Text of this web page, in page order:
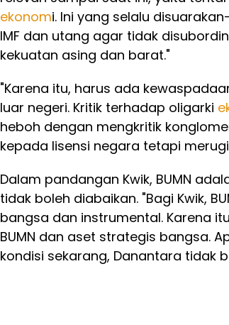
ekonomi. Ini yang selalu
IMF dan utang agar tidak
kekuatan asing dan barat."
"Karena itu, harus ada
luar negeri. Kritik terhadap oligarki
heboh dengan mengkritik
kepada lisensi negara tetapi
Dalam pandangan Kwik, BUMN
tidak boleh diabaikan. "Bagi Kwik,
bangsa dan instrumental. Karena
BUMN dan aset strategis bangsa.
kondisi sekarang, Danantara tidak